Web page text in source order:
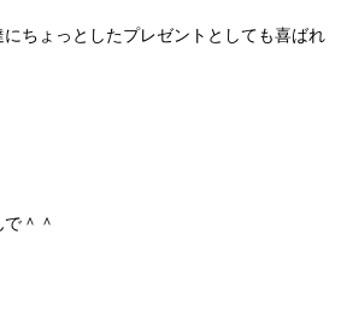
ちょっとしたプレゼントとしても喜ばれ
＾＾